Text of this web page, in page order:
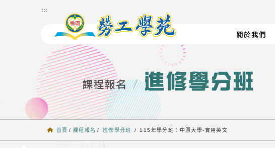
跳到主要內容:::
關於我們
首頁 / 課程報名 / 進修學分班 / 115年學分班：中原大學-實用英文